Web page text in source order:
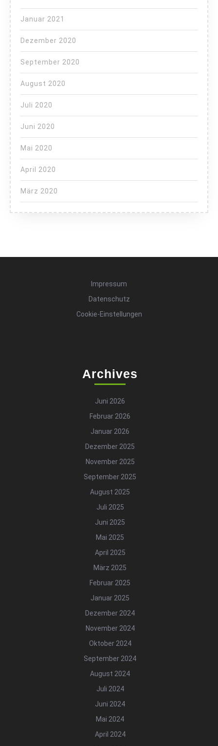
Januar 2021
Dezember 2020
September 2020
August 2020
Juli 2020
Juni 2020
Mai 2020
April 2020
März 2020
Impressum
Datenschutz
Cookie-Einstellungen
Archives
Juni 2026
Februar 2026
Januar 2026
Dezember 2025
November 2025
September 2025
August 2025
Juli 2025
Juni 2025
Mai 2025
April 2025
März 2025
Februar 2025
Januar 2025
Dezember 2024
November 2024
Oktober 2024
September 2024
August 2024
Juli 2024
Juni 2024
Mai 2024
April 2024